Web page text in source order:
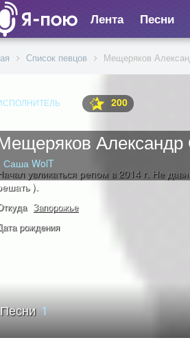
Лента Песни
Список певцов Мещеряков
200
Александр
Саша WolT
увликаться репом в 2014 г. Не
).
Запорожье
рождения
Песни1